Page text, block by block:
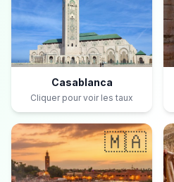
Casablanca
Cliquer pour voir les taux
🇲🇦